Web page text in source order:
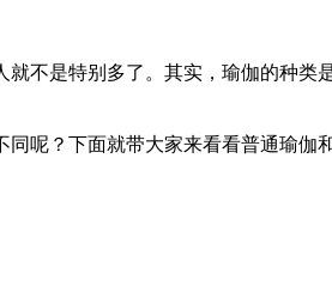
不是特别多了。其实，瑜伽的种类
呢？下面就带大家来看看普通瑜伽